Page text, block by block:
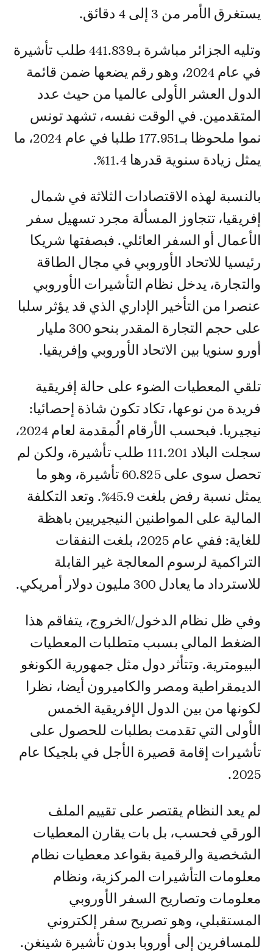
يستغرق الأمر من 3 إلى 4 دقائق.
وتليه الجزائر مباشرة بـ441.839 طلب تأشيرة
في عام 2024، وهو رقم يضعها ضمن قائمة
الدول العشر الأولى عالميا من حيث عدد
المتقدمين. في الوقت نفسه، تشهد تونس
نموا ملحوظا بـ177.951 طلبا في عام 2024، ما
يمثل زيادة سنوية قدرها 11.4%.
بالنسبة لهذه الاقتصادات الثلاثة في شمال
إفريقيا، تتجاوز المسألة مجرد تسهيل سفر
الأعمال أو السفر العائلي. فبصفتها شريكا
رئيسيا للاتحاد الأوروبي في مجال الطاقة
والتجارة، يدخل نظام التأشيرات الأوروبي
عنصرا من التأخير الإداري الذي قد يؤثر سلبا
على حجم التجارة المقدر بنحو 300 مليار
أورو سنويا بين الاتحاد الأوروبي وإفريقيا.
تلقي المعطيات الضوء على حالة إفريقية
فريدة من نوعها، تكاد تكون شاذة إحصائيا:
نيجيريا. فبحسب الأرقام الُمقدمة لعام 2024،
سجلت البلاد 111.201 طلب تأشيرة، ولكن لم
تحصل سوى على 60.825 تأشيرة، وهو ما
يمثل نسبة رفض بلغت 45.9%. وتعد التكلفة
المالية على المواطنين النيجيريين باهظة
للغاية: ففي عام 2025، بلغت النفقات
التراكمية لرسوم المعالجة غير القابلة
للاسترداد ما يعادل 300 مليون دولار أمريكي.
وفي ظل نظام الدخول/الخروج، يتفاقم هذا
الضغط المالي بسبب متطلبات المعطيات
البيومترية. وتتأثر دول مثل جمهورية الكونغو
الديمقراطية ومصر والكاميرون أيضا، نظرا
لكونها من بين الدول الإفريقية الخمس
الأولى التي تقدمت بطلبات للحصول على
تأشيرات إقامة قصيرة الأجل في بلجيكا عام
2025.
لم يعد النظام يقتصر على تقييم الملف
الورقي فحسب، بل بات يقارن المعطيات
الشخصية والرقمية بقواعد معطيات نظام
معلومات التأشيرات المركزية، ونظام
معلومات وتصاريح السفر الأوروبي
المستقبلي، وهو تصريح سفر إلكتروني
للمسافرين إلى أوروبا بدون تأشيرة شينغن.